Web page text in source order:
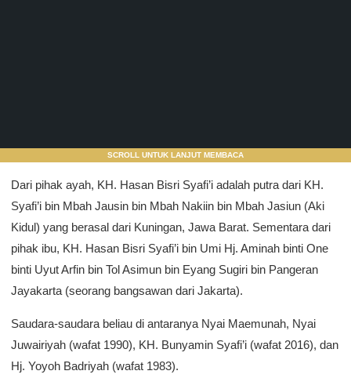
SCROLL UNTUK LANJUT MEMBACA
Dari pihak ayah, KH. Hasan Bisri Syafi’i adalah putra dari KH.
Syafi’i bin Mbah Jausin bin Mbah Nakiin bin Mbah Jasiun (Aki
Kidul) yang berasal dari Kuningan, Jawa Barat. Sementara dari
pihak ibu, KH. Hasan Bisri Syafi’i bin Umi Hj. Aminah binti One
binti Uyut Arfin bin Tol Asimun bin Eyang Sugiri bin Pangeran
Jayakarta (seorang bangsawan dari Jakarta).
Saudara-saudara beliau di antaranya Nyai Maemunah, Nyai
Juwairiyah (wafat 1990), KH. Bunyamin Syafi’i (wafat 2016), dan
Hj. Yoyoh Badriyah (wafat 1983).